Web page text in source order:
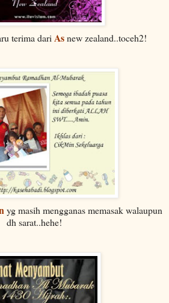
terima dari Asnew zealand..toceh2!
yg masih mengganas memasak walaupun
dh sarat..hehe!